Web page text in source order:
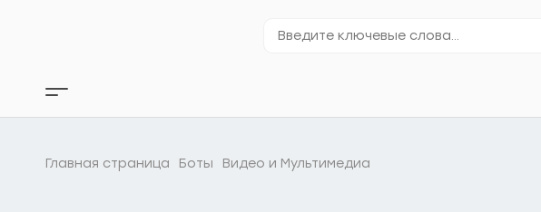
ключевые
Кнопка
бокового
Главная страница Боты Видео и Мультимедиа